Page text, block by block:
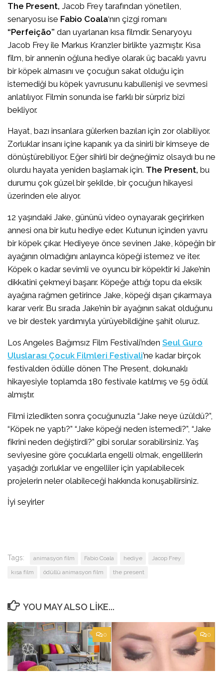
The Present, Jacob Frey tarafından yönetilen,
senaryosu ise Fabio Coala‘nın çizgi romanı
“Perfeição” dan uyarlanan kısa filmdir. Senaryoyu
Jacob Frey ile Markus Kranzler birlikte yazmıştır. Kısa
film, bir annenin oğluna hediye olarak üç bacaklı yavru
bir köpek almasını ve çocuğun sakat olduğu için
istemediği bu köpek yavrusunu kabullenişi ve sevmesi
anlatılıyor. Filmin sonunda ise farklı bir sürpriz bizi
bekliyor.
Hayat, bazı insanlara gülerken bazıları için zor olabiliyor.
Zorluklar insanı içine kapanık ya da sinirli bir kimseye de
dönüştürebiliyor. Eğer sihirli bir değneğimiz olsaydı bu ne
olurdu hayata yeniden başlamak için. The Present, bu
durumu çok güzel bir şekilde, bir çocuğun hikayesi
üzerinden ele alıyor.
12 yaşındaki Jake, gününü video oynayarak geçirirken
annesi ona bir kutu hediye eder. Kutunun içinden yavru
bir köpek çıkar. Hediyeye önce sevinen Jake, köpeğin bir
ayağının olmadığını anlayınca köpeği istemez ve iter.
Köpek o kadar sevimli ve oyuncu bir köpektir ki Jake’nin
dikkatini çekmeyi başarır. Köpeğe attığı topu da eksik
ayağına rağmen getirince Jake, köpeği dışarı çıkarmaya
karar verir. Bu sırada Jake’nin bir ayağının sakat olduğunu
ve bir destek yardımıyla yürüyebildiğine şahit oluruz.
Los Angeles Bağımsız Film Festivali’nden Seul Guro
Uluslarası Çocuk Filmleri Festivali’ne kadar birçok
festivalden ödülle dönen The Present, dokunaklı
hikayesiyle toplamda 180 festivale katılmış ve 59 ödül
almıştır.
Filmi izledikten sonra çocuğunuzla “Jake neye üzüldü?”,
“Köpek ne yaptı?” “Jake köpeği neden istemedi?”, “Jake
fikrini neden değiştirdi?” gibi sorular sorabilirsiniz. Yaş
seviyesine göre çocuklarla engelli olmak, engellilerin
yaşadığı zorluklar ve engelliler için yapılabilecek
projelerin neler olabileceği hakkında konuşabilirsiniz.
İyi seyirler
Tags: animasyon film Fabio Coala hediye
Jacop Frey
kısa film
ödüllü animasyon film the present
YOU MAY ALSO LIKE...
0 0